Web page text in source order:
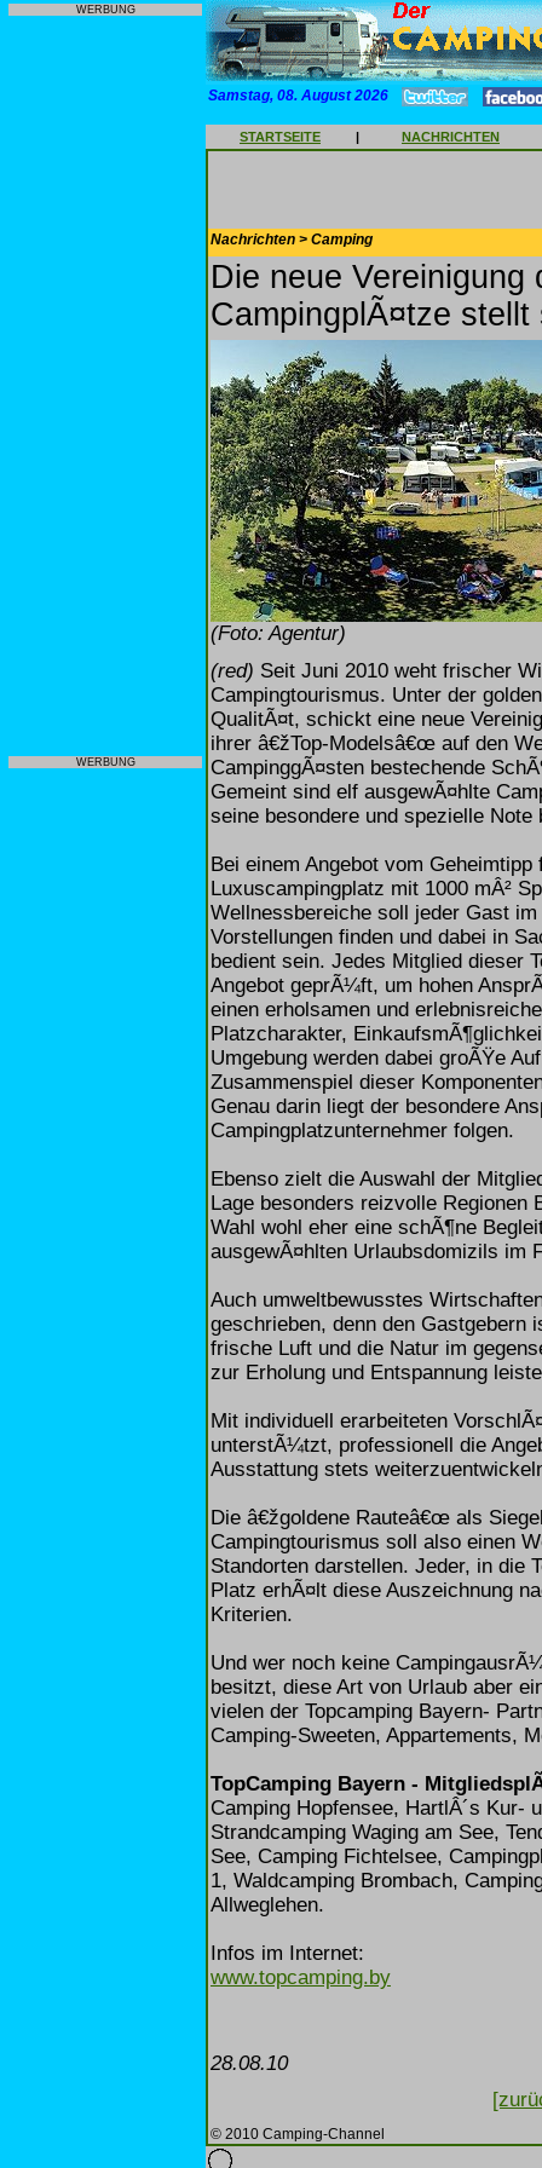
WERBUNG
WERBUNG
Samstag, 08. August 2026
STARTSEITE | NACHRICHTEN
Nachrichten > Camping
Die neue Vereinigung
CampingplÃ¤tze stellt
(Foto: Agentur)
(red) Seit Juni 2010 weht frischer
Campingtourismus. Unter der
QualitÃ¤t, schickt eine neue
ihrer â€žTop-Modelsâ€œ auf den
CampinggÃ¤sten bestechende
Gemeint sind elf ausgewÃ¤hlte
seine besondere und spezielle Note
Bei einem Angebot vom
Luxuscampingplatz mit 1000 mÂ²
Wellnessbereiche soll jeder Gast
Vorstellungen finden und dabei in
bedient sein. Jedes Mitglied dieser
Angebot geprÃ¼ft, um hohen
einen erholsamen und
Platzcharakter,
Umgebung werden dabei groÃŸe
Zusammenspiel dieser
Genau darin liegt der besondere
Campingplatzunternehmer folgen.
Ebenso zielt die Auswahl der
Lage besonders reizvolle Regionen
Wahl wohl eher eine schÃ¶ne
ausgewÃ¤hlten Urlaubsdomizils im
Auch umweltbewusstes
geschrieben, denn den Gastgebern
frische Luft und die Natur im
zur Erholung und Entspannung
Mit individuell erarbeiteten
unterstÃ¼tzt, professionell die
Ausstattung stets
Die â€žgoldene Rauteâ€œ als
Campingtourismus soll also einen
Standorten darstellen. Jeder, in die
Platz erhÃ¤lt diese Auszeichnung
Kriterien.
Und wer noch keine
besitzt, diese Art von Urlaub aber
vielen der Topcamping Bayern-
Camping-Sweeten, Appartements,
TopCamping Bayern -
Camping Hopfensee, HartlÂ´s Kur-
Strandcamping Waging am See,
See, Camping Fichtelsee,
1, Waldcamping Brombach,
Allweglehen.
Infos im Internet:
www.topcamping.by
28.08.10
© 2010 Camping-Channel